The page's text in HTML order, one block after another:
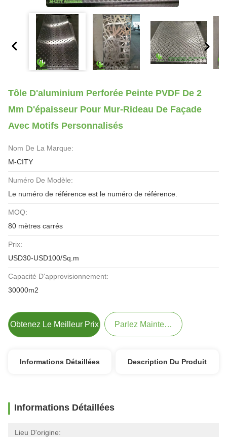
Tôle D'aluminium Perforée Peinte PVDF De 2
Mm D'épaisseur Pour Mur-Rideau De Façade
Avec Motifs Personnalisés
Nom De La Marque:
M-CITY
Numéro De Modèle:
Le numéro de référence est le numéro de référence.
MOQ:
80 mètres carrés
Prix:
USD30-USD100/Sq.m
Capacité D'approvisionnement:
30000m2
Obtenez Le Meilleur Prix Parlez Maintenant.
Informations Détaillées Description Du Produit
Informations Détaillées
Lieu D'origine: